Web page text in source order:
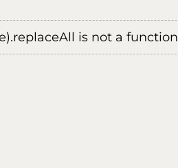
is not a function